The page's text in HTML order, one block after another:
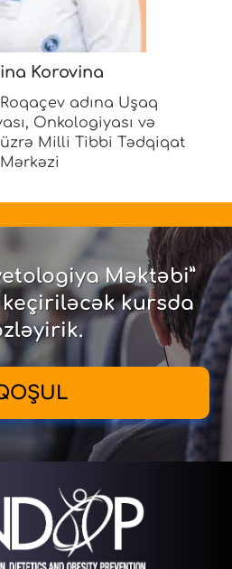
Korovina
adına Uşaq
Onkologiyası və
Milli Tibbi Tədqiqat
Mərkəzi
Məktəbi”
kursda